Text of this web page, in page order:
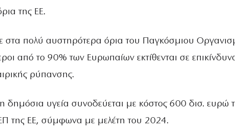
της ΕΕ.
στα πολύ αυστηρότερα όρια του Παγκόσμιου
από το 90% των Ευρωπαίων εκτίθενται σε
ρύπανσης.
δημόσια υγεία συνοδεύεται με κόστος 600 δισ. ευρώ
της ΕΕ, σύμφωνα με μελέτη του 2024.